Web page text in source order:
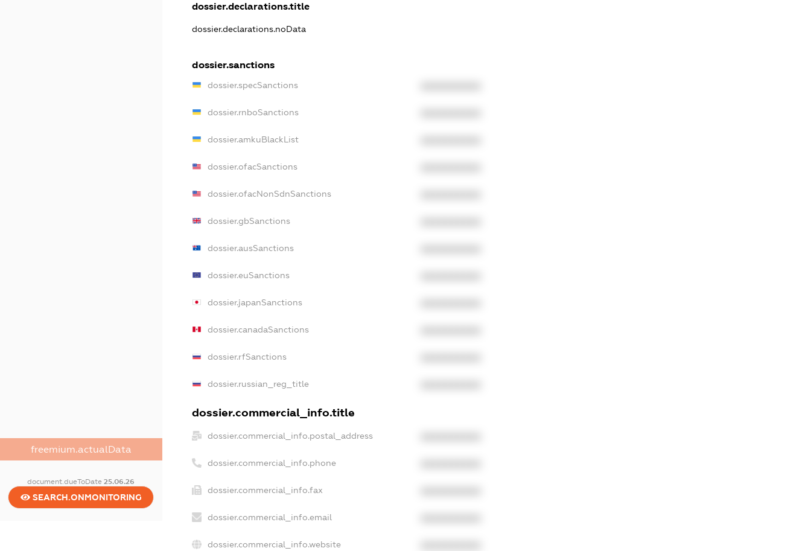
freemium.actualData
document.dueToDate25.06.26
SEARCH.ONMONITORING
dossier.declarations.title
dossier.declarations.noData
dossier.sanctions
dossier.specSanctions
dossier.rnboSanctions
dossier.amkuBlackList
dossier.ofacSanctions
dossier.ofacNonSdnSanctions
dossier.gbSanctions
dossier.ausSanctions
dossier.euSanctions
dossier.japanSanctions
dossier.canadaSanctions
dossier.rfSanctions
dossier.russian_reg_title
dossier.commercial_info.title
dossier.commercial_info.postal_address
dossier.commercial_info.phone
dossier.commercial_info.fax
dossier.commercial_info.email
dossier.commercial_info.website